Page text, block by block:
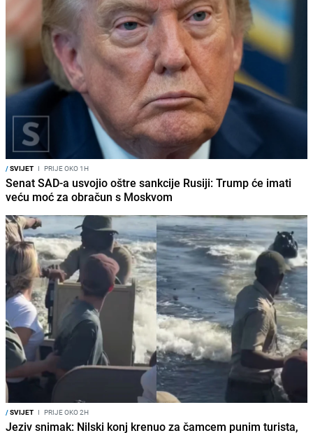
/SVIJET I PRIJE OKO 1H
Senat SAD-a usvojio oštre sankcije Rusiji: Trump će imati
veću moć za obračun s Moskvom
/SVIJET I PRIJE OKO 2H
Jeziv snimak: Nilski konj krenuo za čamcem punim turista,